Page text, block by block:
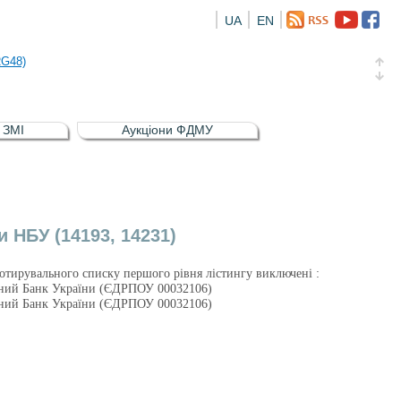
EN
UA
відсоткова електронна іменна (ISIN UA5000016726)
(ISIN UA4000232607)
відсоткова електронна іменна (ISIN UA5000016726)
ЗМІ Аукціони ФДМУ
НБУ (14193, 14231)
списку першого рівня лістингу виключені :
Банк України (ЄДРПОУ 00032106)
Банк України (ЄДРПОУ 00032106)